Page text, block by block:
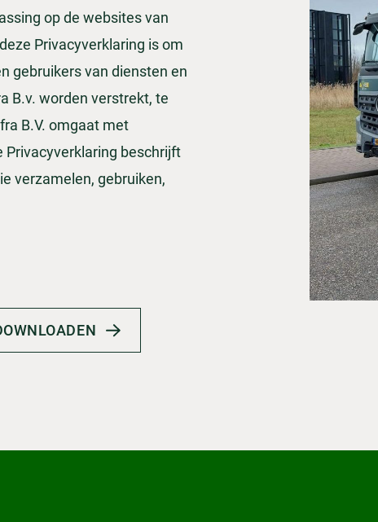
op de websites van
Privacyverklaring is om
gebruikers van diensten en
B.v. worden verstrekt, te
B.V. omgaat met
Privacyverklaring beschrijft
verzamelen, gebruiken,